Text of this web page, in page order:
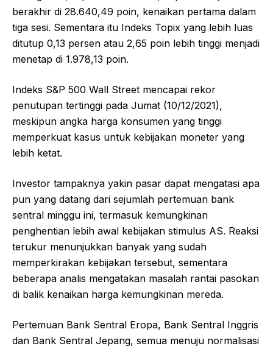
berakhir di 28.640,49 poin, kenaikan pertama dalam
tiga sesi. Sementara itu Indeks Topix yang lebih luas
ditutup 0,13 persen atau 2,65 poin lebih tinggi menjadi
menetap di 1.978,13 poin.
Indeks S&P 500 Wall Street mencapai rekor
penutupan tertinggi pada Jumat (10/12/2021),
meskipun angka harga konsumen yang tinggi
memperkuat kasus untuk kebijakan moneter yang
lebih ketat.
Investor tampaknya yakin pasar dapat mengatasi apa
pun yang datang dari sejumlah pertemuan bank
sentral minggu ini, termasuk kemungkinan
penghentian lebih awal kebijakan stimulus AS. Reaksi
terukur menunjukkan banyak yang sudah
memperkirakan kebijakan tersebut, sementara
beberapa analis mengatakan masalah rantai pasokan
di balik kenaikan harga kemungkinan mereda.
Pertemuan Bank Sentral Eropa, Bank Sentral Inggris
dan Bank Sentral Jepang, semua menuju normalisasi